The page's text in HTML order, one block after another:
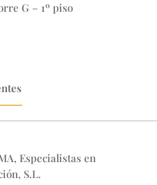
G – 1º piso
Especialistas en
S.L.